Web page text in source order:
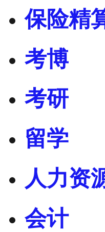
保险精
考博
考研
留学
人力资
会计